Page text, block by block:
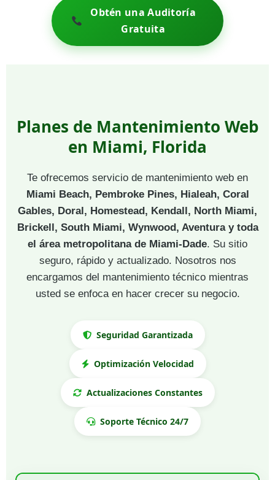
Obtén una Auditoría
Gratuita
Planes de Mantenimiento Web
en Miami, Florida
Te ofrecemos servicio de mantenimiento web en
Miami Beach, Pembroke Pines, Hialeah, Coral
Gables, Doral, Homestead, Kendall, North Miami,
Brickell, South Miami, Wynwood, Aventura y toda
el área metropolitana de Miami-Dade. Su sitio
seguro, rápido y actualizado. Nosotros nos
encargamos del mantenimiento técnico mientras
usted se enfoca en hacer crecer su negocio.
Seguridad Garantizada
Optimización Velocidad
Actualizaciones Constantes
Soporte Técnico 24/7